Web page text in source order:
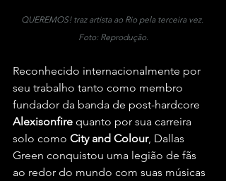
QUEREMOS! traz artista ao Rio pela terceira vez.
Foto: Reprodução.
Reconhecido internacionalmente por
seu trabalho tanto como membro
fundador da banda de post-hardcore
Alexisonfire quanto por sua carreira
solo como City and Colour, Dallas
Green conquistou uma legião de fãs
ao redor do mundo com suas músicas